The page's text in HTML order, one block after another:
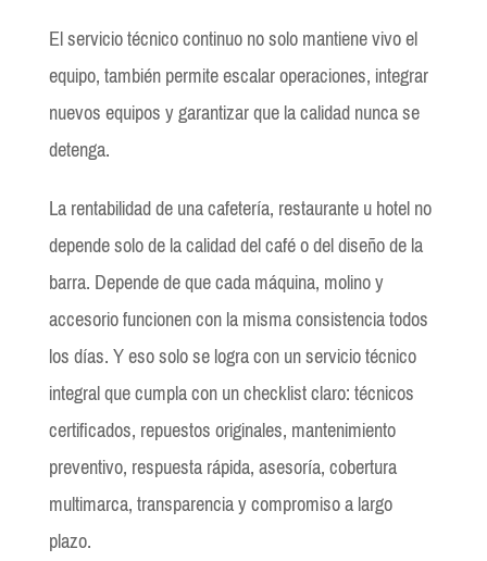
El servicio técnico continuo no solo mantiene vivo el
equipo, también permite escalar operaciones, integrar
nuevos equipos y garantizar que la calidad nunca se
detenga.
La rentabilidad de una cafetería, restaurante u hotel no
depende solo de la calidad del café o del diseño de la
barra. Depende de que cada máquina, molino y
accesorio funcionen con la misma consistencia todos
los días. Y eso solo se logra con un servicio técnico
integral que cumpla con un checklist claro: técnicos
certificados, repuestos originales, mantenimiento
preventivo, respuesta rápida, asesoría, cobertura
multimarca, transparencia y compromiso a largo
plazo.